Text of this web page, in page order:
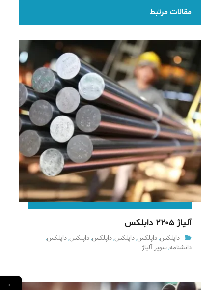
مقالات مرتبط
آلیاژ ۲۲۰۵ دابلکس
داپلکس,داپلکس,داپلکس,داپلکس,داپلکس,داپلکس,
دانشنامه,سوپر آلیاژ
←